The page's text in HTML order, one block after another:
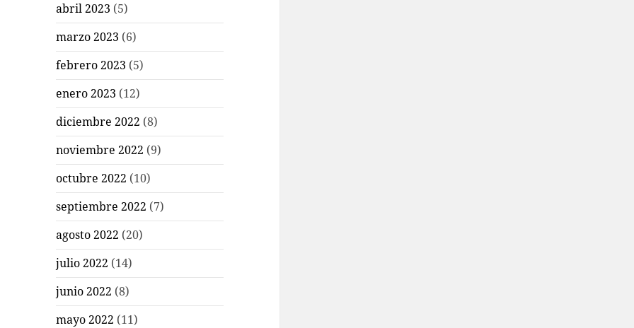
abril 2023 (5)
marzo 2023 (6)
febrero 2023 (5)
enero 2023 (12)
diciembre 2022 (8)
noviembre 2022 (9)
octubre 2022 (10)
septiembre 2022 (7)
agosto 2022 (20)
julio 2022 (14)
junio 2022 (8)
mayo 2022 (11)